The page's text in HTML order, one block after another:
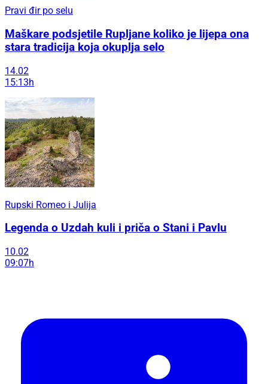
Pravi đir po selu
Maškare podsjetile Rupljane koliko je lijepa ona
stara tradicija koja okuplja selo
14.02
15:13h
Rupski Romeo i Julija
Legenda o Uzdah kuli i priča o Stani i Pavlu
10.02
09:07h